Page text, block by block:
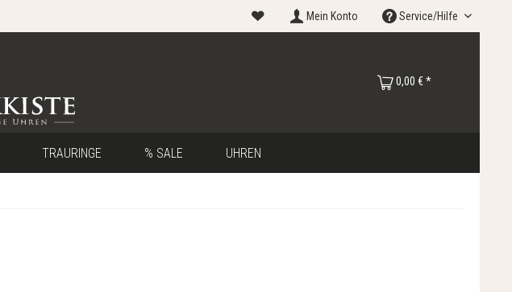
Mein Konto Service/Hilfe
0,00 € *
TRAURINGE % SALE UHREN